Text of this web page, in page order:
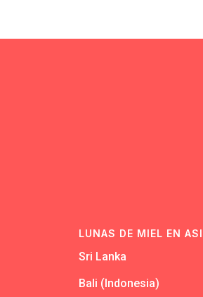
LUNAS DE MIEL EN
Sri Lanka
Bali (Indonesia)